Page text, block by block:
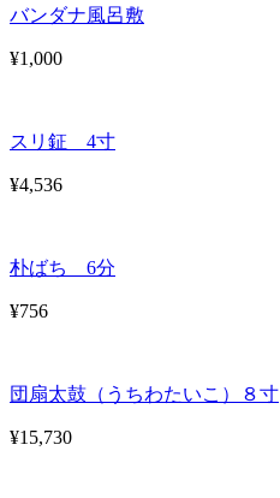
バンダナ風呂敷
¥1,000
スリ鉦 4寸
¥4,536
朴ばち 6分
¥756
団扇太鼓（うちわたいこ）８寸
¥15,730